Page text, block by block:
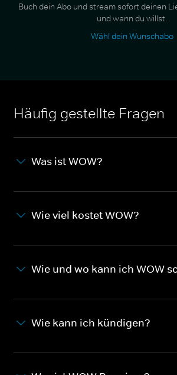
Buch dein Abo und stream sofort deinen
und wann du willst.
Wähl dein Wunschabo
Häufig gestellte Fragen
Was ist WOW?
Wie viel kostet WOW?
Wie und wo kann ich WOW
Wie kann ich kündigen?